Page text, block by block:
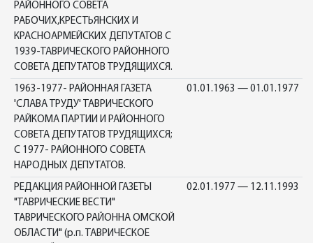
РАЙОННОГО СОВЕТА
РАБОЧИХ,КРЕСТЬЯНСКИХ И
КРАСНОАРМЕЙСКИХ ДЕПУТАТОВ С
1939-ТАВРИЧЕСКОГО РАЙОННОГО
СОВЕТА ДЕПУТАТОВ ТРУДЯЩИХСЯ.
1963-1977- РАЙОННАЯ ГАЗЕТА
'СЛАВА ТРУДУ' ТАВРИЧЕСКОГО
РАЙКОМА ПАРТИИ И РАЙОННОГО
СОВЕТА ДЕПУТАТОВ ТРУДЯЩИХСЯ;
С 1977- РАЙОННОГО СОВЕТА
НАРОДНЫХ ДЕПУТАТОВ.
01.01.1963 — 01.01.1977
РЕДАКЦИЯ РАЙОННОЙ ГАЗЕТЫ
"ТАВРИЧЕСКИЕ ВЕСТИ"
ТАВРИЧЕСКОГО РАЙОННА ОМСКОЙ
ОБЛАСТИ" (р.п. ТАВРИЧЕСКОЕ
02.01.1977 — 12.11.1993